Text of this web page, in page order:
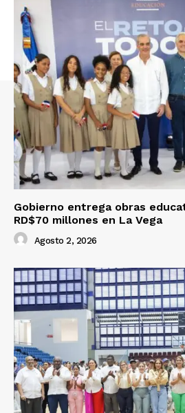
Gobierno entrega obras
RD$70 millones en La Vega
Agosto 2, 2026